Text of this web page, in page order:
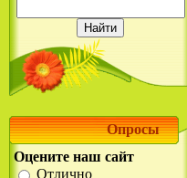
Опросы
Оцените наш сайт
Отлично